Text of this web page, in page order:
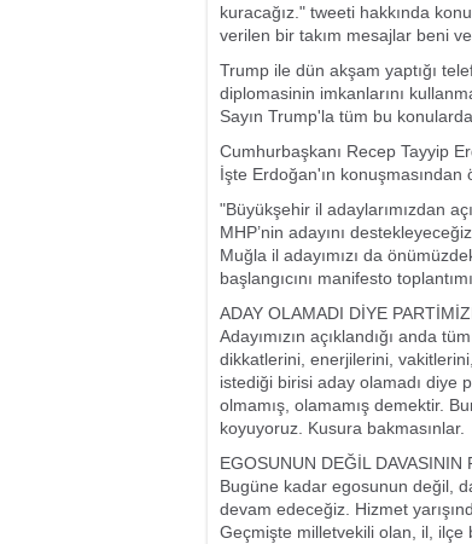
kuracağız." tweeti hakkında
verilen bir takım mesajlar beni
Trump ile dün akşam yaptığı
diplomasinin imkanlarını
Sayın Trump'la tüm bu
Cumhurbaşkanı Recep Tayyip
İşte Erdoğan'ın konuşmasından
"Büyükşehir il adaylarımızdan
MHP’nin adayını
Muğla il adayımızı da
başlangıcını manifesto
ADAY OLAMADI DİYE
Adayımızın açıklandığı anda
dikkatlerini, enerjilerini,
istediği birisi aday olamadı diye
olmamış, olamamış demektir.
koyuyoruz. Kusura bakmasınlar.
EGOSUNUN DEĞİL
Bugüne kadar egosunun değil,
devam edeceğiz. Hizmet
Geçmişte milletvekili olan, il, ilçe